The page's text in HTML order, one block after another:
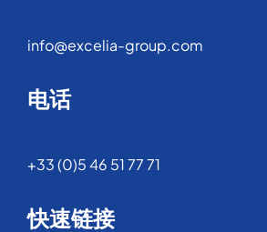
info@excelia-group.com
电话
+33 (0)5 46 51 77 71
快速链接